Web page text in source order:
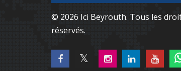
© 2026 Ici Beyrouth. Tous les
réservés.